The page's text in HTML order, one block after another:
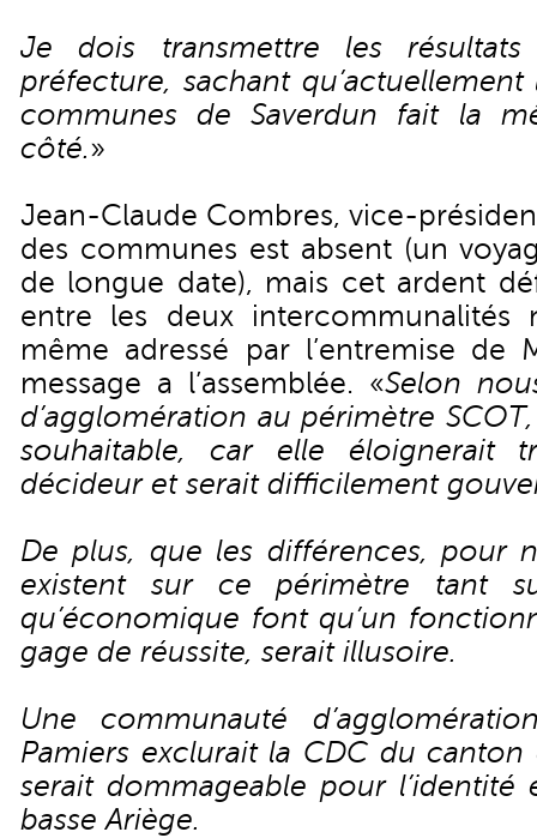
Je dois transmettre les
préfecture, sachant
communes de Saverdun fait la
côté.»
Jean-Claude Combres, vice-
des communes est absent (un
de longue date), mais cet ardent
entre les deux
même adressé par l’entremise de
message a l’assemblée. «Selon
d’agglomération au périmètre
souhaitable, car elle éloignerait
décideur et serait difficilement
De plus, que les différences, pour
existent sur ce périmètre tant
qu’économique font qu’un
gage de réussite, serait illusoire.
Une communauté
Pamiers exclurait la CDC du
serait dommageable pour
basse Ariège.